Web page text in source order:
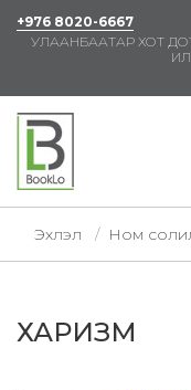
+976 8020-6667
УЛААНБААТАР ХОТ
Эхлэл Ном
ХАРИЗМ